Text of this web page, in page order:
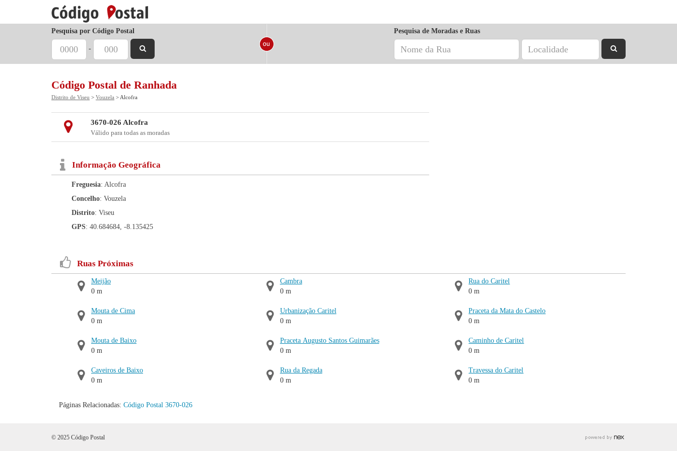
Pesquisa por Código Postal
-
Pesquisa de Moradas e Ruas
Código Postal de Ranhada
Distrito de Viseu > Vouzela > Alcofra
3670-026 Alcofra
Válido para todas as moradas
Informação Geográfica
Freguesia: Alcofra
Concelho: Vouzela
Distrito: Viseu
GPS: 40.684684, -8.135425
Ruas Próximas
Meijão
0 m
Mouta de Cima
0 m
Mouta de Baixo
0 m
Caveiros de Baixo
0 m
Cambra
0 m
Urbanização Caritel
0 m
Praceta Augusto Santos Guimarães
0 m
Rua da Regada
0 m
Rua do Caritel
0 m
Praceta da Mata do Castelo
0 m
Caminho de Caritel
0 m
Travessa do Caritel
0 m
Páginas Relacionadas: Código Postal 3670-026
© 2025 Código Postal